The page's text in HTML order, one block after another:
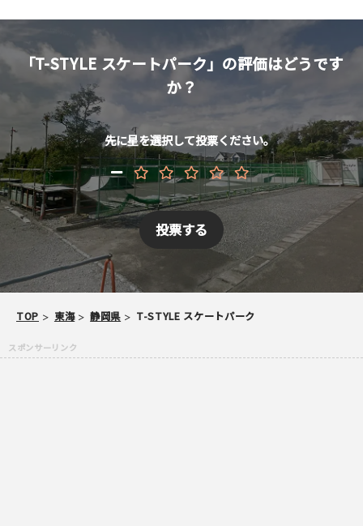
お名前 （非公開/任意）
メールアドレス （非公開/任意）
当サイトへメッセージなどございましたら
「T-STYLE スケートパーク」の評価はどうです
か？
先に星を選択して投票ください。
TOP 東海 静岡県 T-STYLE スケートパーク